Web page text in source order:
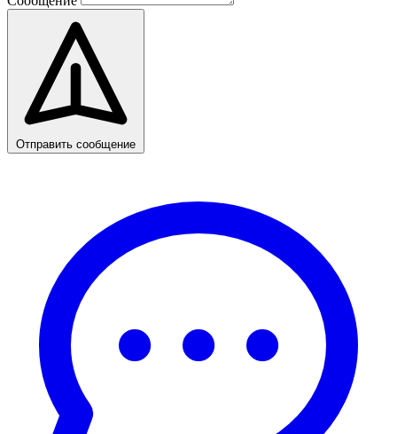
Отправить сообщение